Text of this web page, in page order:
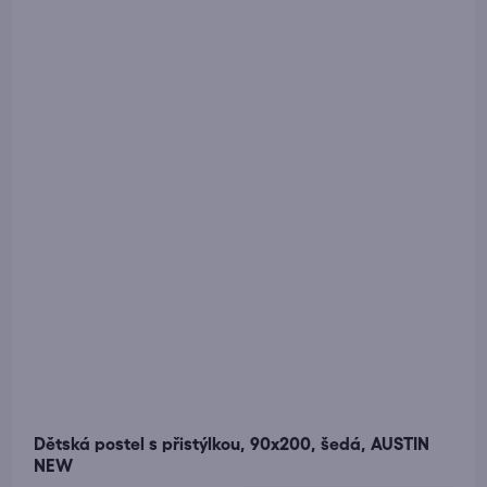
Dětská postel s přistýlkou, 90x200, šedá, AUSTIN
NEW